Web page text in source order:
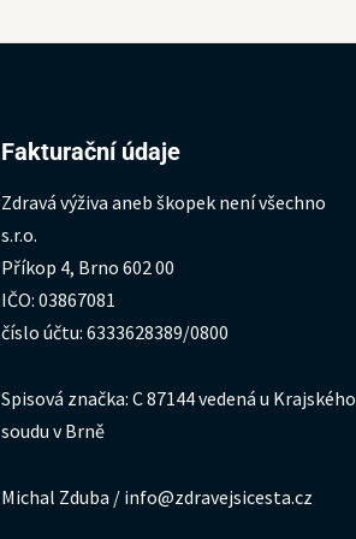
Fakturační údaje
Zdravá výživa aneb škopek není všechno
s.r.o.
Příkop 4, Brno 602 00
IČO: 03867081
číslo účtu: 6333628389/0800
Spisová značka: C 87144 vedená u Krajského
soudu v Brně
Michal Zduba / info@zdravejsicesta.cz